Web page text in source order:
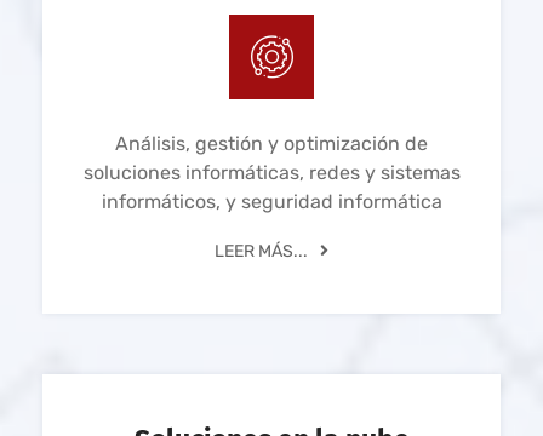
Análisis, gestión y optimización de
soluciones informáticas, redes y sistemas
informáticos, y seguridad informática
LEER MÁS...